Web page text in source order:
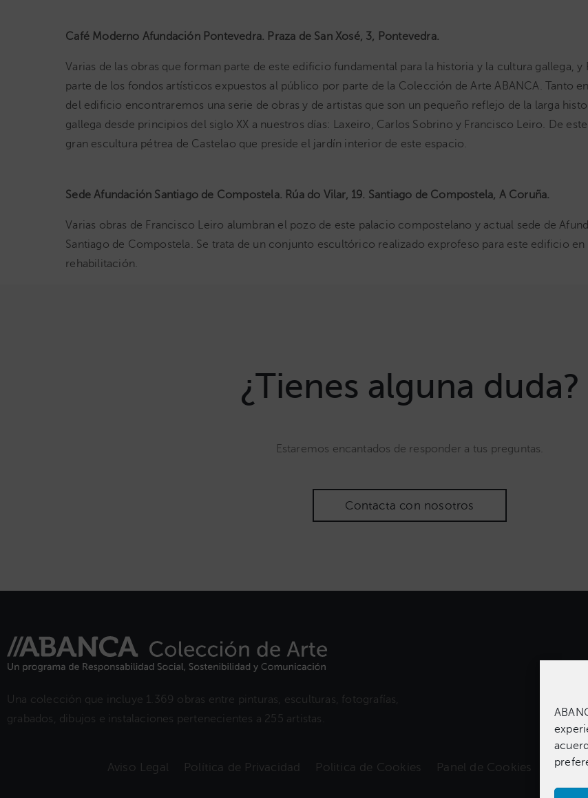
Café Moderno Afundación Pontevedra. Praza de San Xosé, 3, Pontevedra.
Varias de las obras que forman parte de este edificio fundamental para la historia y la cultura gallega,
parte de los fondos artísticos expuestos al público por parte de la Colección de Arte ABANCA. Tanto
del edificio encontraremos una serie de obras y de artistas que son un pequeño reflejo de la larga
gallega desde principios del siglo XX a nuestros días: Laxeiro, Carlos Sobrino y Francisco Leiro. De
gran escultura pétrea de Castelao que preside el jardín interior de este espacio.
Sede Afundación Santiago de Compostela. Rúa do Vilar, 19. Santiago de Compostela, A Coruña.
Varias obras de Francisco Leiro alumbran el pozo de este palacio compostelano y actual sede de
Santiago de Compostela. Se trata de un conjunto escultórico realizado exprofeso para este edificio
rehabilitación.
¿Tienes alguna duda?
Estaremos encantados de responder a tus preguntas.
Contacta con nosotros
Una colección que incluye 1.369 obras entre pinturas, esculturas, fotografías,
grabados, dibujos e instalaciones pertenecientes a 255 artistas.​
Aviso Legal Política de Privacidad Politica de Cookies Panel de Cookies